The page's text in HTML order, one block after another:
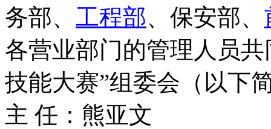
务部、 工程部、保安部、
各营业部门的管理人员
技能大赛”组委会（以下
主 任：熊亚文